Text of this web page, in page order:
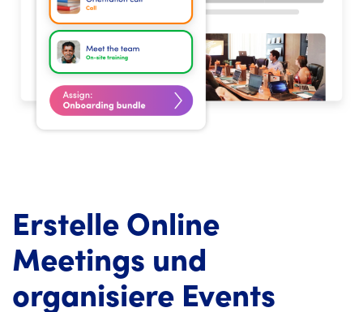
Erstelle Online
Meetings und
organisiere Events